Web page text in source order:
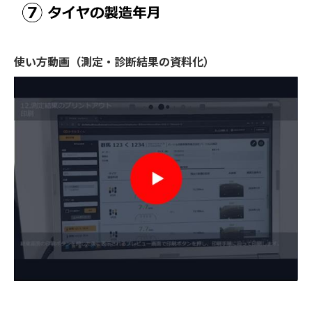
使い方動画（測定・診断結果の資料化）